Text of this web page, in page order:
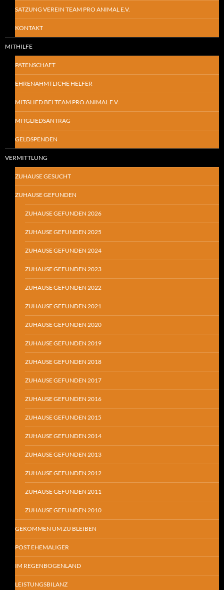
SATZUNG VEREIN TEAM PRO ANIMAL E.V.
KONTAKT
MITHILFE
PATENSCHAFT
EHRENAHMTLICHE HELFER
MITGLIED BEI TEAM PRO ANIMAL E.V.
MITGLIEDSANTRAG
GELDSPENDEN
VERMITTLUNG
ZUHAUSE GESUCHT
ZUHAUSE GEFUNDEN
ZUHAUSE GEFUNDEN 2026
ZUHAUSE GEFUNDEN 2025
ZUHAUSE GEFUNDEN 2024
ZUHAUSE GEFUNDEN 2023
ZUHAUSE GEFUNDEN 2022
ZUHAUSE GEFUNDEN 2021
ZUHAUSE GEFUNDEN 2020
ZUHAUSE GEFUNDEN 2019
ZUHAUSE GEFUNDEN 2018
ZUHAUSE GEFUNDEN 2017
ZUHAUSE GEFUNDEN 2016
ZUHAUSE GEFUNDEN 2015
ZUHAUSE GEFUNDEN 2014
ZUHAUSE GEFUNDEN 2013
ZUHAUSE GEFUNDEN 2012
ZUHAUSE GEFUNDEN 2011
ZUHAUSE GEFUNDEN 2010
GEKOMMEN UM ZU BLEIBEN
POST EHEMALIGER
IM REGENBOGENLAND
LEISTUNGSBILANZ